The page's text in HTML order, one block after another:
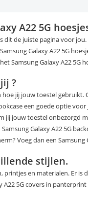
A22 5G
dit de juiste pagina voor
Galaxy A22 5G
Samsung Galaxy A22 5G
?
jij jouw toestel gebruikt.
een goede optie
jouw toestel onbezorgd
Galaxy A22 5G
Voeg dan een
stijlen.
en materialen. Er
5G covers in